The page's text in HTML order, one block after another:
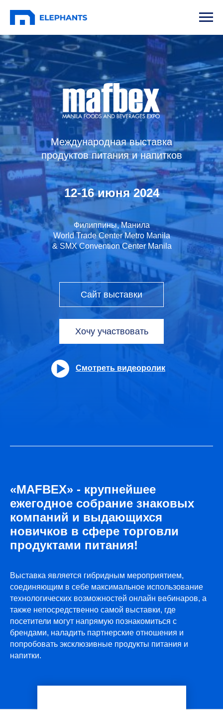
Смотреть видеоролик
Международная выставка
продуктов питания и напитков
12-16 июня 2024
Филиппины, Манила
World Trade Center Metro Manila
& SMX Convention Center Manila
Сайт выставки
Хочу участвовать
ПРИ ПОДДЕРЖКЕ
«MAFBEX» - крупнейшее
ежегодное собрание знаковых
компаний и выдающихся
новичков в сфере торговли
продуктами питания!
Выставка является гибридным мероприятием,
соединяющим в себе максимальное использование
технологических возможностей онлайн вебинаров, а
также непосредственно самой выставки, где
посетители могут напрямую познакомиться с
брендами, наладить партнерские отношения и
попробовать эксклюзивные продукты питания и
напитки.